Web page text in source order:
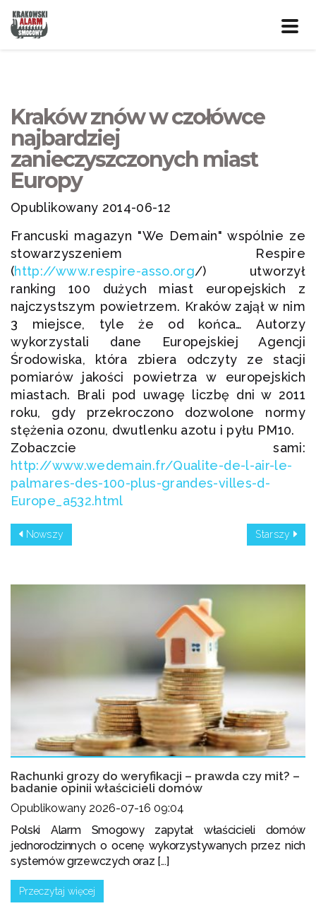
Kraków znów w czołówce
najbardziej
zanieczyszczonych miast
Europy
Opublikowany 2014-06-12
Francuski magazyn "We Demain" wspólnie ze
stowarzyszeniem Respire
(http://www.respire-asso.org/) utworzył
ranking 100 dużych miast europejskich z
najczystszym powietrzem. Kraków zajął w nim
3 miejsce, tyle że od końca… Autorzy
wykorzystali dane Europejskiej Agencji
Środowiska, która zbiera odczyty ze stacji
pomiarów jakości powietrza w europejskich
miastach. Brali pod uwagę liczbę dni w 2011
roku, gdy przekroczono dozwolone normy
stężenia ozonu, dwutlenku azotu i pyłu PM10.
Zobaczcie sami:
http://www.wedemain.fr/Qualite-de-l-air-le-
palmares-des-100-plus-grandes-villes-d-
Europe_a532.html
Nowszy Starszy
Rachunki grozy do weryfikacji – prawda czy mit? –
badanie opinii właścicieli domów
Opublikowany 2026-07-16 09:04
Polski Alarm Smogowy zapytał właścicieli domów
jednorodzinnych o ocenę wykorzystywanych przez nich
systemów grzewczych oraz [...]
Przeczytaj więcej